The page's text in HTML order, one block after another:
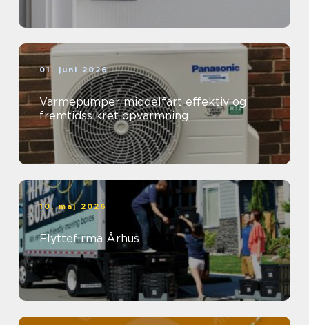
01. juni 2026
Varmepumper middelfart effektiv og
fremtidssikret opvarmning
10. maj 2026
Flyttefirma Århus